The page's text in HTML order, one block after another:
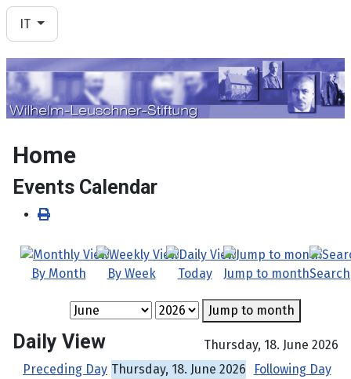
Seleziona la tua lingua
IT
Home
Events Calendar
By Month By Week Today Jump to monthSearch
Jump to month
Daily View
Thursday, 18. June 2026
Preceding Day Thursday, 18. June 2026
Following Day